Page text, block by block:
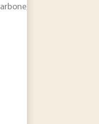
ils
notamment
tels que les